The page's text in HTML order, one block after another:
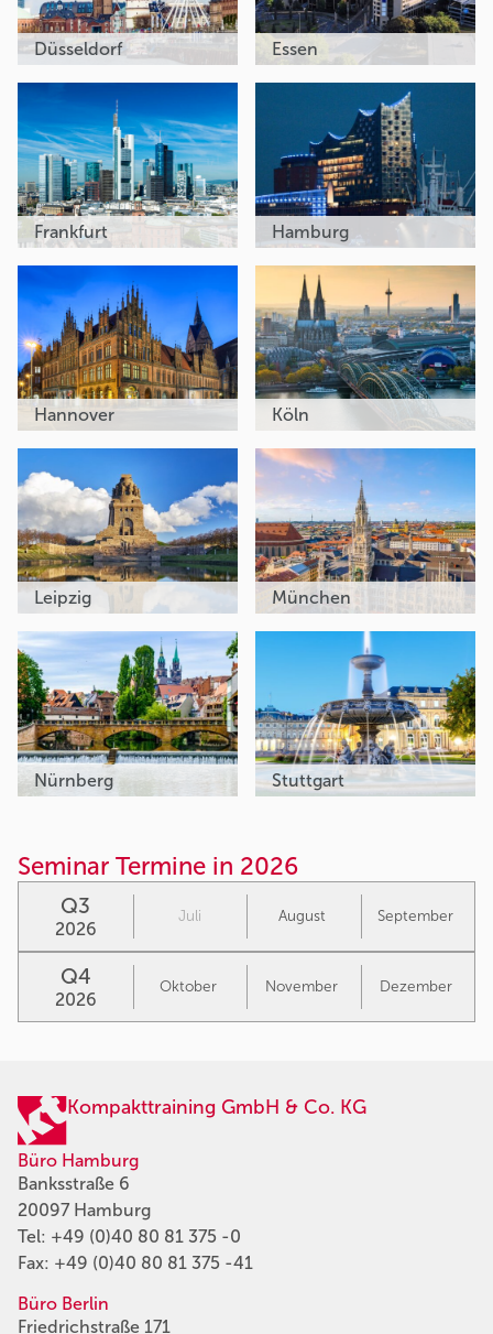
Düsseldorf Essen
Frankfurt Hamburg
Hannover Köln
Leipzig München
Nürnberg Stuttgart
Seminar Termine in 2026
Q3
2026
Juli August September
Q4
2026
Oktober November Dezember
Kompakttraining GmbH & Co. KG
Büro Hamburg
Banksstraße 6
20097 Hamburg
Tel: +49 (0)40 80 81 375 -0
Fax: +49 (0)40 80 81 375 -41
Büro Berlin
Friedrichstraße 171